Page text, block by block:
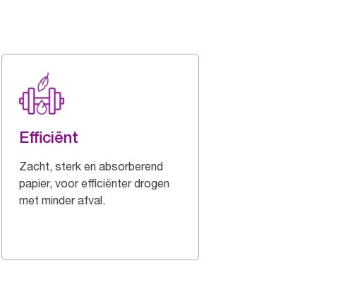
Efficiënt
Zacht, sterk en absorberend
papier, voor efficiënter drogen
met minder afval.